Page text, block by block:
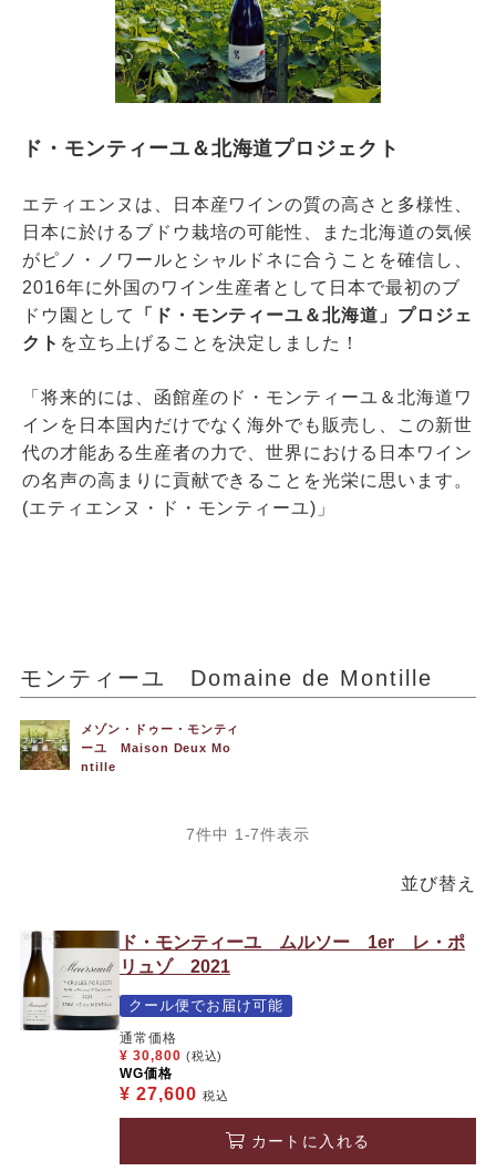
ド・モンティーユ＆北海道プロジェクト
エティエンヌは、日本産ワインの質の高さと多様性、
日本に於けるブドウ栽培の可能性、また北海道の気候
がピノ・ノワールとシャルドネに合うことを確信し、
2016年に外国のワイン生産者として日本で最初のブ
ドウ園として
「ド・モンティーユ＆北海道」プロジェ
クト を立ち上げることを決定しました！
「将来的には、函館産のド・モンティーユ＆北海道ワ
インを日本国内だけでなく海外でも販売し、この新世
代の才能ある生産者の力で、世界における日本ワイン
の名声の高まりに貢献できることを光栄に思います。
(エティエンヌ・ド・モンティーユ)」
モンティーユ Domaine de Montille
メゾン・ドゥー・モンティ
ーユ Maison Deux Mo
ntille
並び替え
7件中 1 -7件表示
ド・モンティーユ ムルソー 1er レ・ポ
リュゾ 2021
クール便でお届け可能
通常価格
¥ 30,800 (税込)
WG価格
¥ 27,600 税込
カートに入れる